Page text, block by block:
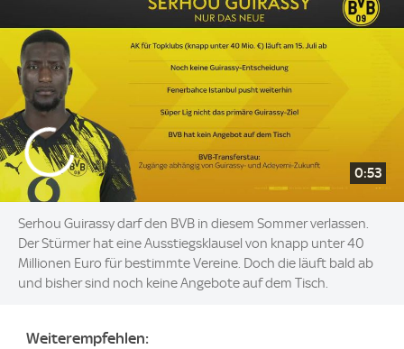
0:53
Serhou Guirassy darf den BVB in diesem Sommer verlassen.
Der Stürmer hat eine Ausstiegsklausel von knapp unter 40
Millionen Euro für bestimmte Vereine. Doch die läuft bald ab
und bisher sind noch keine Angebote auf dem Tisch.
Weiterempfehlen: